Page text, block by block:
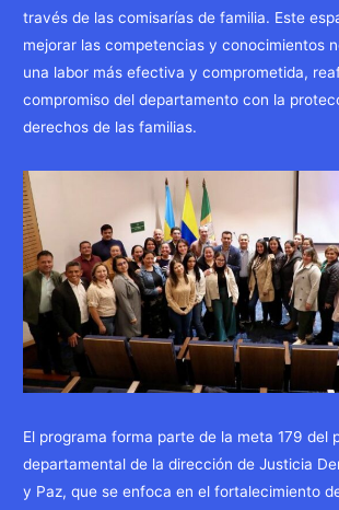
través de las comisarías de familia. Este
mejorar las competencias y conocimientos
una labor más efectiva y comprometida,
compromiso del departamento con la
derechos de las familias.
El programa forma parte de la meta 179 del
departamental de la dirección de Justicia
y Paz, que se enfoca en el fortalecimiento